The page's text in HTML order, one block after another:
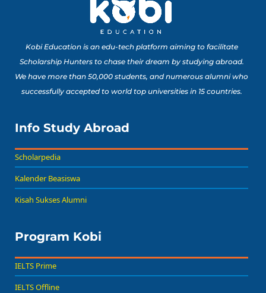
Kobi Education is an edu-tech platform aiming to facilitate
Scholarship Hunters to chase their dream by studying abroad.
We have more than 50,000 students, and numerous alumni who
successfully accepted to world top universities in 15 countries.
Info Study Abroad
Scholarpedia
Kalender Beasiswa
Kisah Sukses Alumni
Program Kobi
IELTS Prime
IELTS Offline